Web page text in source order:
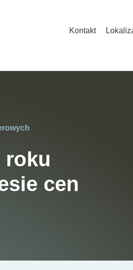
Kontakt
roku
cen